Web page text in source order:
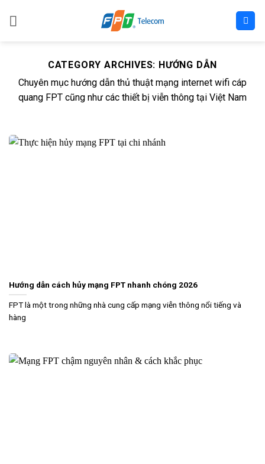
CATEGORY ARCHIVES: HƯỚNG DẪN
Chuyên mục hướng dẫn thủ thuật mạng internet wifi cáp
quang FPT cũng như các thiết bị viễn thông tại Việt Nam
Hướng dẫn cách hủy mạng FPT nhanh chóng 2026
FPT là một trong những nhà cung cấp mạng viễn thông nổi tiếng và
hàng